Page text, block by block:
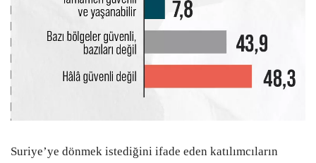
Suriye’ye dönmek istediğini ifade eden katılımcıların